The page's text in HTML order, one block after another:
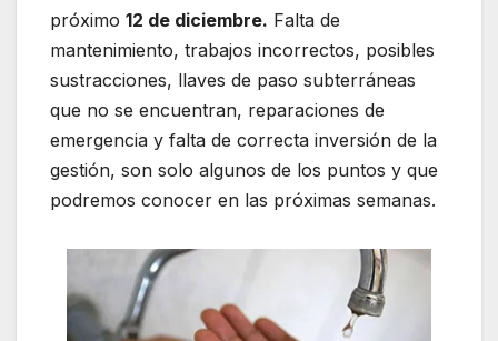
próximo 12 de diciembre. Falta de
mantenimiento, trabajos incorrectos, posibles
sustracciones, llaves de paso subterráneas
que no se encuentran, reparaciones de
emergencia y falta de correcta inversión de la
gestión, son solo algunos de los puntos y que
podremos conocer en las próximas semanas.